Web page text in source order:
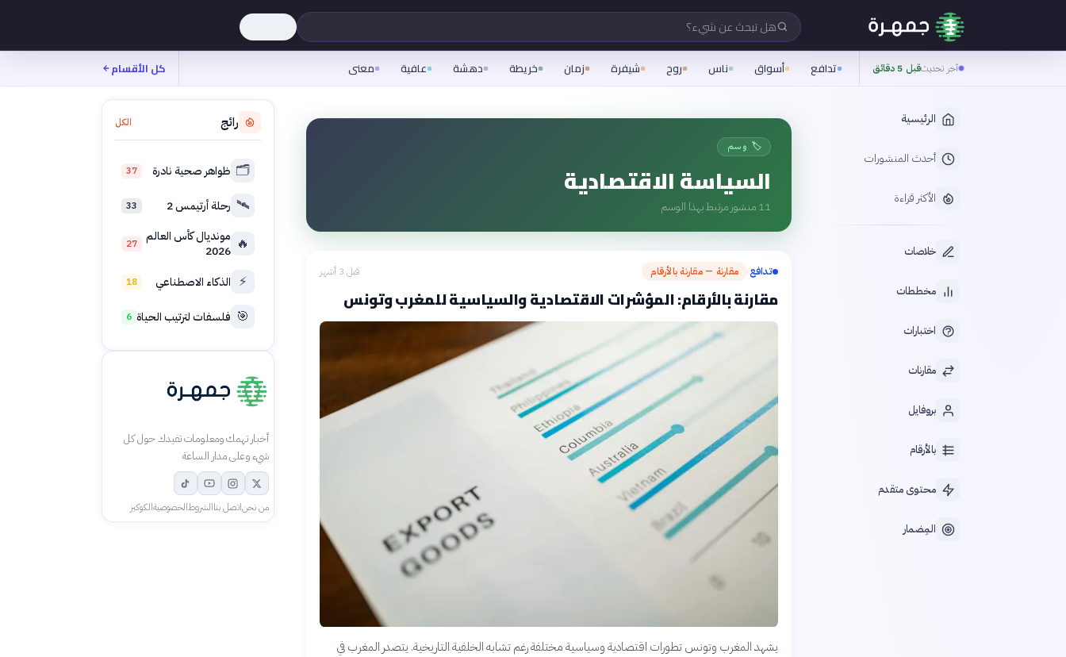
هل تبحث عن شيء؟
آخر تحديثقبل 5 دقائق تدافع أسواق ناس روح شيفرة زمان خريطة دهشة عافية معنى كل الأقسام
الرئيسية
أحدث المنشورات
الأكثر قراءة
خلاصات
مخططات
اختبارات
مقارنات
بروفايل
بالأرقام
محتوى متقدم
المِضمار
🏷️ وسم
السياسة الاقتصادية
11 منشور مرتبط بهذا الوسم
تدافع› مقارنة — مقارنة بالأرقام قبل 3 أشهر
مقارنة بالأرقام: المؤشرات الاقتصادية والسياسية للمغرب وتونس
يشهد المغرب وتونس تطورات اقتصادية وسياسية مختلفة رغم تشابه الخلفية التاريخية. يتصدر المغرب في
رائج الكل
🗂️ ظواهر صحية نادرة 37
🛰️ رحلة أرتيمس 2 33
🔥 مونديال كأس العالم
2026
27
⚡ الذكاء الاصطناعي 18
🎯 فلسفات لترتيب الحياة 6
أخبار تهمك ومعلومات تفيدك حول كل
شيء وعلى مدار الساعة
من نحناتصل بناالشروطالخصوصيةالكوكيز